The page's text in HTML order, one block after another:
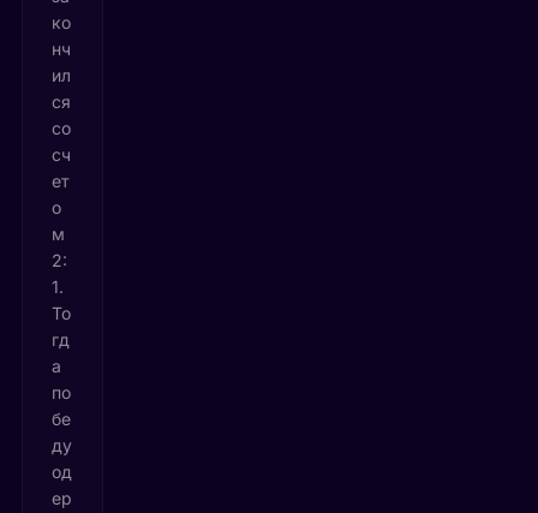
ко
нч
ил
ся
со
сч
ет
о
м
2:
1.
То
гд
а
по
бе
ду
од
ер